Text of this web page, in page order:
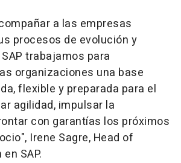
a las empresas
procesos de evolución y
trabajamos para
organizaciones una base
flexible y preparada para el
agilidad, impulsar la
con garantías los próximos
Irene Sagre, Head of
SAP.